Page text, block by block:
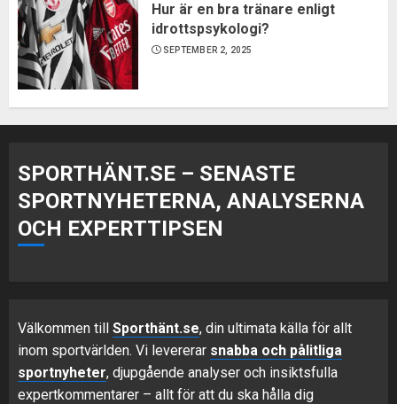
Hur är en bra tränare enligt
idrottspsykologi?
SEPTEMBER 2, 2025
SPORTHÄNT.SE – SENASTE
SPORTNYHETERNA, ANALYSERNA
OCH EXPERTTIPSEN
Välkommen till Sporthänt.se, din ultimata källa för allt
inom sportvärlden. Vi levererar snabba och pålitliga
sportnyheter, djupgående analyser och insiktsfulla
expertkommentarer – allt för att du ska hålla dig